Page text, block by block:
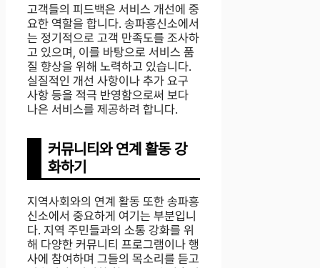
고객들의 피드백은 서비스 개선에 중
요한 역할을 합니다. 송파흥신소에서
는 정기적으로 고객 만족도를 조사하
고 있으며, 이를 바탕으로 서비스 품
질 향상을 위해 노력하고 있습니다.
실질적인 개선 사항이나 추가 요구
사항 등을 적극 반영함으로써 보다
나은 서비스를 제공하려 합니다.
커뮤니티와 연계 활동 강
화하기
지역사회와의 연계 활동 또한 송파흥
신소에서 중요하게 여기는 부분입니
다. 지역 주민들과의 소통 강화를 위
해 다양한 커뮤니티 프로그램이나 행
사에 참여하며 그들의 목소리를 듣고